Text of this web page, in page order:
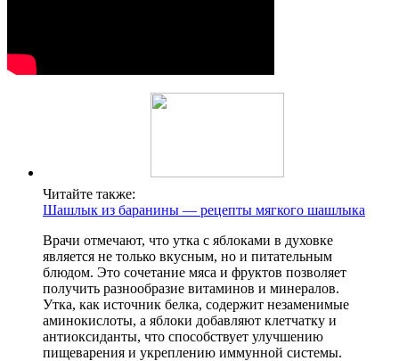
Читайте также:
Шашлык из баранины — рецепты мягкого шашлыка
Врачи отмечают, что утка с яблоками в духовке
является не только вкусным, но и питательным
блюдом. Это сочетание мяса и фруктов позволяет
получить разнообразие витаминов и минералов.
Утка, как источник белка, содержит незаменимые
аминокислоты, а яблоки добавляют клетчатку и
антиоксиданты, что способствует улучшению
пищеварения и укреплению иммунной системы.